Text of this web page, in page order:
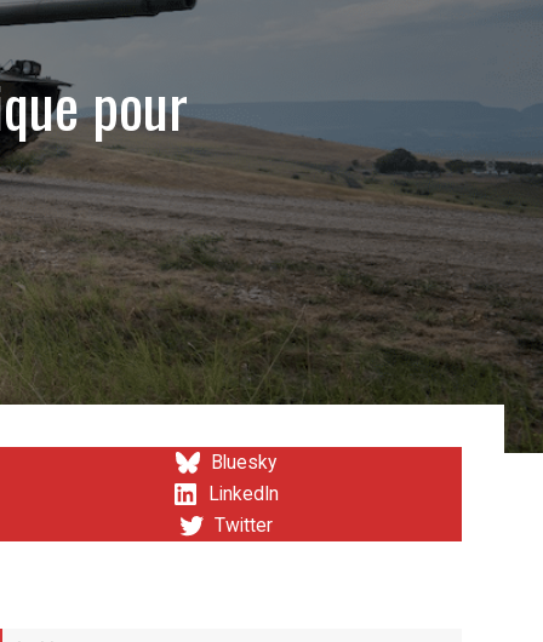
pour
Bluesky
LinkedIn
Twitter